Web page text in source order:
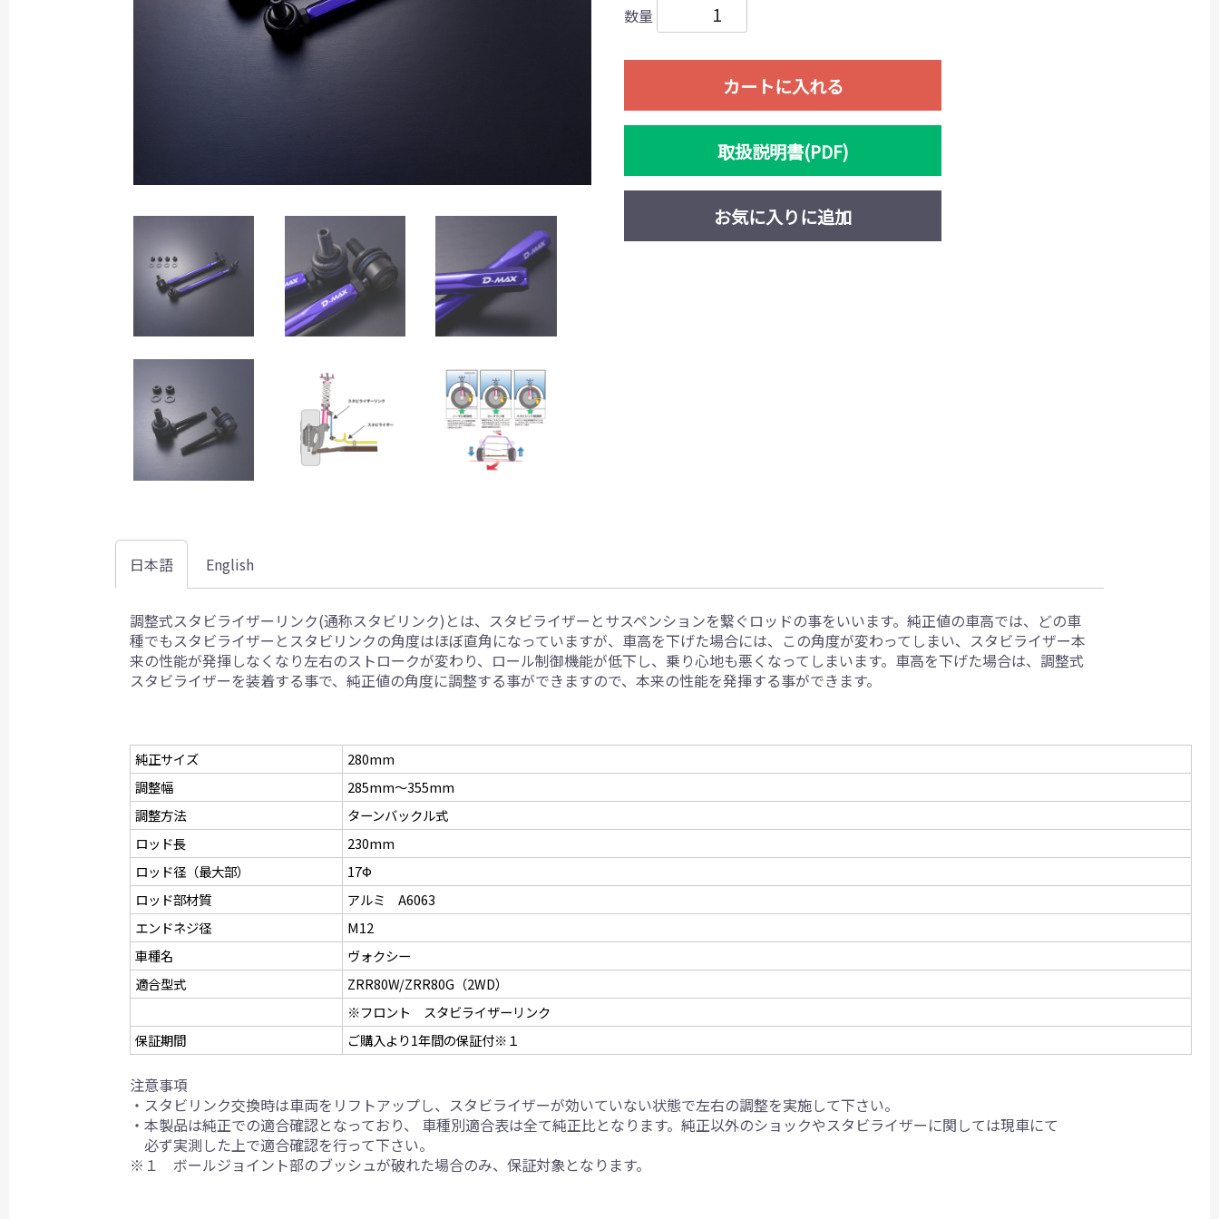
数量
カートに入れる
取扱説明書(PDF)
お気に入りに追加
日本語 English
調整式スタビライザーリンク(通称スタビリンク)とは、スタビライザーとサスペンションを繋ぐロッドの事をいいます。純正値の車高では、どの車
種でもスタビライザーとスタビリンクの角度はほぼ直角になっていますが、車高を下げた場合には、この角度が変わってしまい、スタビライザー本
来の性能が発揮しなくなり左右のストロークが変わり、ロール制御機能が低下し、乗り心地も悪くなってしまいます。車高を下げた場合は、調整式
スタビライザーを装着する事で、純正値の角度に調整する事ができますので、本来の性能を発揮する事ができます。
純正サイズ
280mm
調整幅
285mm〜355mm
調整方法
ターンバックル式
ロッド長
230mm
ロッド径（最大部）
17Ф
ロッド部材質
アルミ A6063
エンドネジ径
M12
車種名
ヴォクシー
適合型式
ZRR80W/ZRR80G（2WD）
※フロント スタビライザーリンク
保証期間
ご購入より1年間の保証付※１
注意事項
・スタビリンク交換時は車両をリフトアップし、スタビライザーが効いていない状態で左右の調整を実施して下さい。
・本製品は純正での適合確認となっており、 車種別適合表は全て純正比となります。純正以外のショックやスタビライザーに関しては現車にて
必ず実測した上で適合確認を行って下さい。
※１ ボールジョイント部のブッシュが破れた場合のみ、保証対象となります。